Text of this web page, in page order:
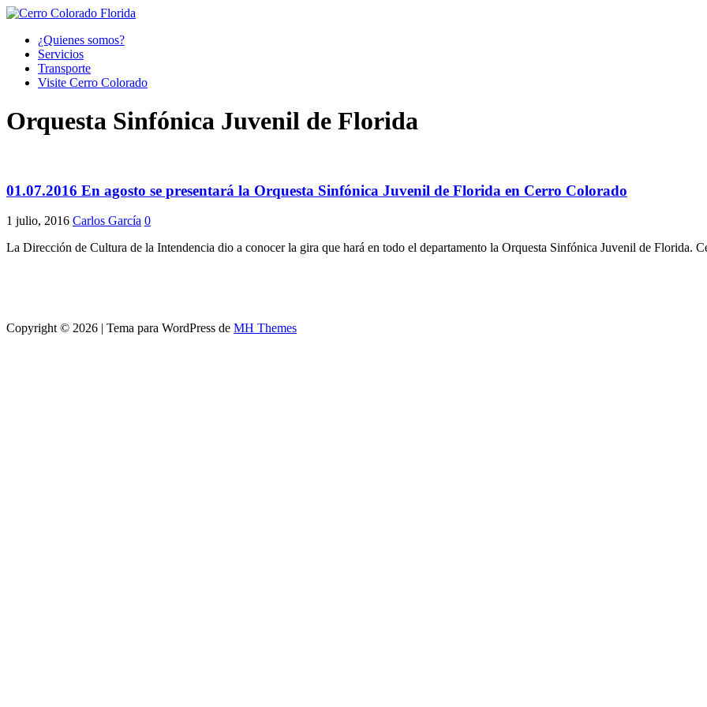
¿Quienes somos?
Servicios
Transporte
Visite Cerro Colorado
Orquesta Sinfónica Juvenil de Florida
01.07.2016 En agosto se presentará la Orquesta Sinfónica Juvenil de Florida en Cerro Colorado
1 julio, 2016 Carlos García 0
La Dirección de Cultura de la Intendencia dio a conocer la gira que hará en todo el departamento la Orquesta Sinfónica Juvenil de Florida.
Copyright © 2026 | Tema para WordPress de MH Themes